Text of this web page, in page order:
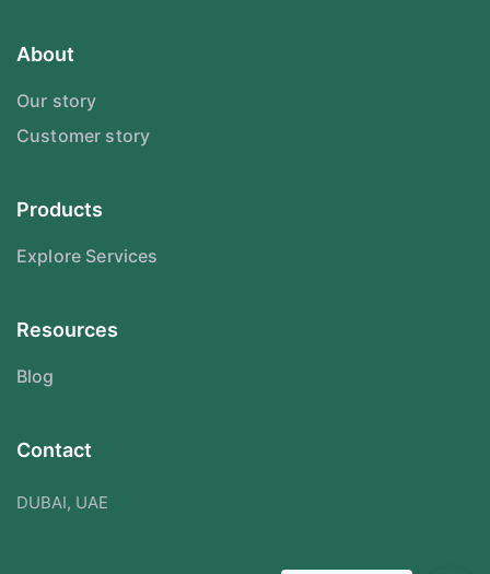
About
Our story
Customer story
Products
Explore Services
Resources
Blog
Contact
DUBAI, UAE